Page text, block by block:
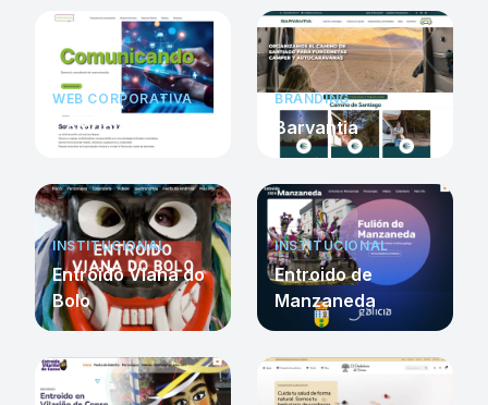
WEB CORPORATIVA
Comunicando
BRANDING
Barvantia
INSTITUCIONAL
Entroido Viana do
Bolo
INSTITUCIONAL
Entroido de
Manzaneda